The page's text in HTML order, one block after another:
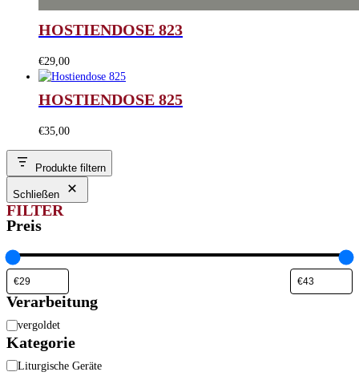
HOSTIENDOSE 823
€29,00
HOSTIENDOSE 825
€35,00
Produkte filtern
Schließen
FILTER
Preis
Verarbeitung
Verarbeitung
vergoldet
Kategorie
Kategorie
Liturgische Geräte